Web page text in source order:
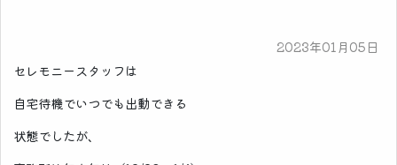
2023年01月05日
セレモニースタッフは
自宅待機でいつでも出動できる
状態でしたが、